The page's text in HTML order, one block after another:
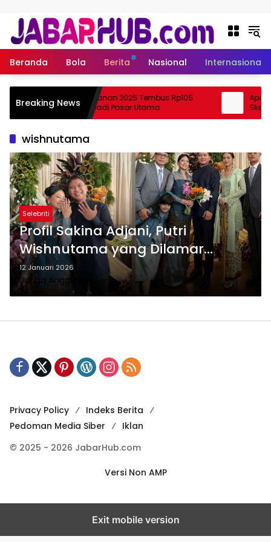
Beranda Bola Berita Nasional Internasional
Breaking NewsEkspor Perikanan 2025 Tembus Rp105
Triliun, AS Jadi Pasar Utama
Apa
wishnutama
Selebriti
Profil Sakina Adjani, Putri
Wishnutama yang Dilamar
Kekasih, Kedekatannya dengan
Gista Putri Jadi Sorotan!
12 Januari 2026
Bunga Anggrekia
Privacy Policy
Indeks Berita
Pedoman Media Siber
Iklan
© 2025 - 2026 JabarHub.com
Versi Non AMP
Exit mobile version